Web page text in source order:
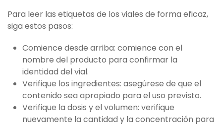
Para leer las etiquetas de los viales de forma eficaz,
siga estos pasos:
Comience desde arriba: comience con el
nombre del producto para confirmar la
identidad del vial.
Verifique los ingredientes: asegúrese de que el
contenido sea apropiado para el uso previsto.
Verifique la dosis y el volumen: verifique
nuevamente la cantidad y la concentración para